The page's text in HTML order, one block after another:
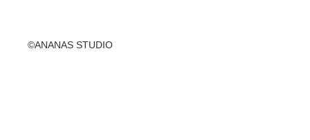
©ANANAS STUDIO